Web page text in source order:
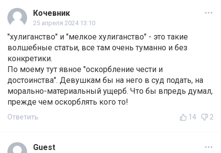
Кочевник
25 апреля 2024 13:10
"хулиганство" и "мелкое хулиганство" - это такие
волшебные статьи, все там очень туманно и без
конкретики.
По моему тут явное "оскорбление чести и
достоинства". Девушкам бы на него в суд подать, на
морально-материальный ущерб. Что бы впредь думал,
прежде чем оскорблять кого то!
Ответить 14 2
Guest